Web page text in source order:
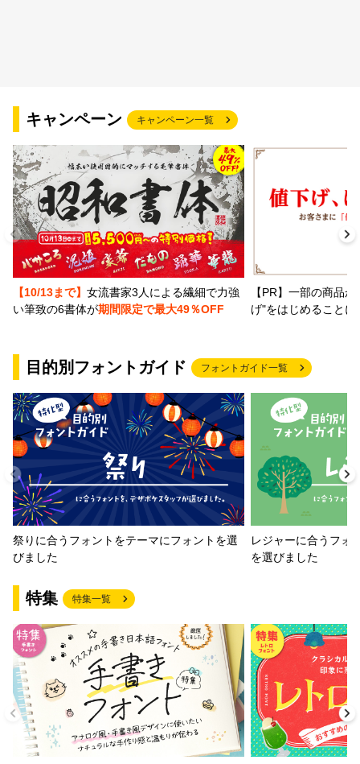
文字種類
価格帯
〜
リセット
キャンペーン キャンペーン一覧
【10/13まで】 女流書家3人による繊細で力強
い筆致の6書体が期間限定で最大49％OFF
【PR】一部の商品
げ"をはじめること
目的別フォントガイド フォントガイド一覧
祭りに合うフォントをテーマにフォントを選
びました
レジャーに合うフォ
を選びました
特集 特集一覧